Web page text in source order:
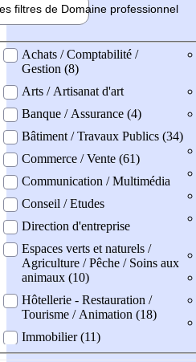
filtres de Domaine professionnel
professionel
Achats / Comptabilité /
Gestion (8)
Arts / Artisanat d'art
Banque / Assurance (4)
Bâtiment / Travaux Publics (34)
Commerce / Vente (61)
Communication / Multimédia
Conseil / Etudes
Direction d'entreprise
Espaces verts et naturels /
Agriculture / Pêche / Soins aux
animaux (10)
Hôtellerie - Restauration /
Tourisme / Animation (18)
Immobilier (11)